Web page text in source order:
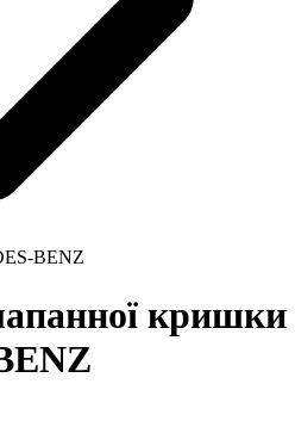
BENZ
кришки